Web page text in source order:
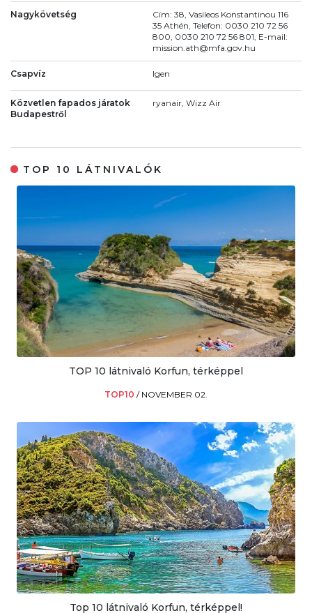
Nagykövetség
Cím: 38, Vasileos Konstantinou 116
35 Athén, Telefon: 0030 210 72 56
800, 0030 210 72 56 801, E-mail:
mission.ath@mfa.gov.hu
Csapvíz Igen
Közvetlen fapados járatok
Budapestről
ryanair, Wizz Air
TOP 10 LÁTNIVALÓK
TOP 10 látnivaló Korfun, térképpel
TOP10 / NOVEMBER 02.
Top 10 látnivaló Korfun, térképpel!